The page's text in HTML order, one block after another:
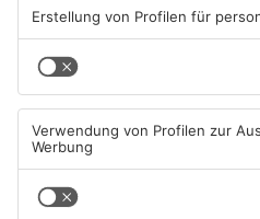
Schwimmbäder im
Primaveraland weisen teils
erhebliche Mängel auf